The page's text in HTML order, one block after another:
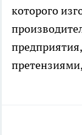
которого